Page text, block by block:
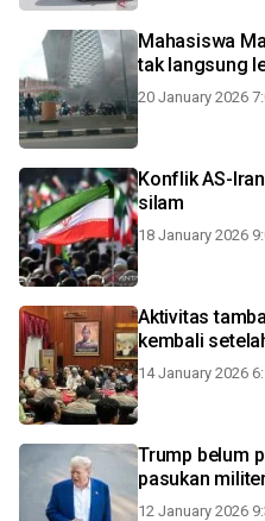
Mahasiswa
tak langsung
20 January 2026
Konflik AS-
silam
18 January 2026
Aktivitas
kembali
14 January 2026
Trump belum
pasukan
12 January 2026